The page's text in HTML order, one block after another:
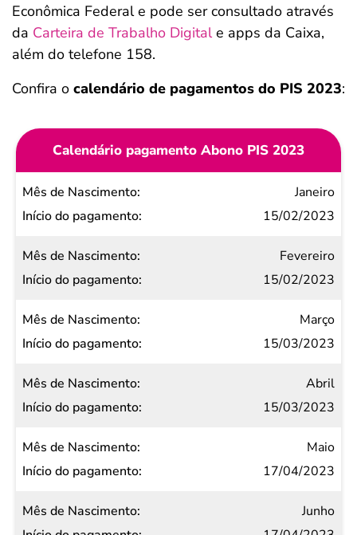
Econômica Federal e pode ser consultado através
da Carteira de Trabalho Digitale apps da Caixa,
além do telefone 158.
Confira o calendário de pagamentos do PIS 2023:
Calendário pagamento Abono PIS 2023
Mês de
Nascimento
pagamento
Janeiro
15/02/2023
Fevereiro
15/02/2023
Março
15/03/2023
Abril
15/03/2023
Maio
17/04/2023
Junho